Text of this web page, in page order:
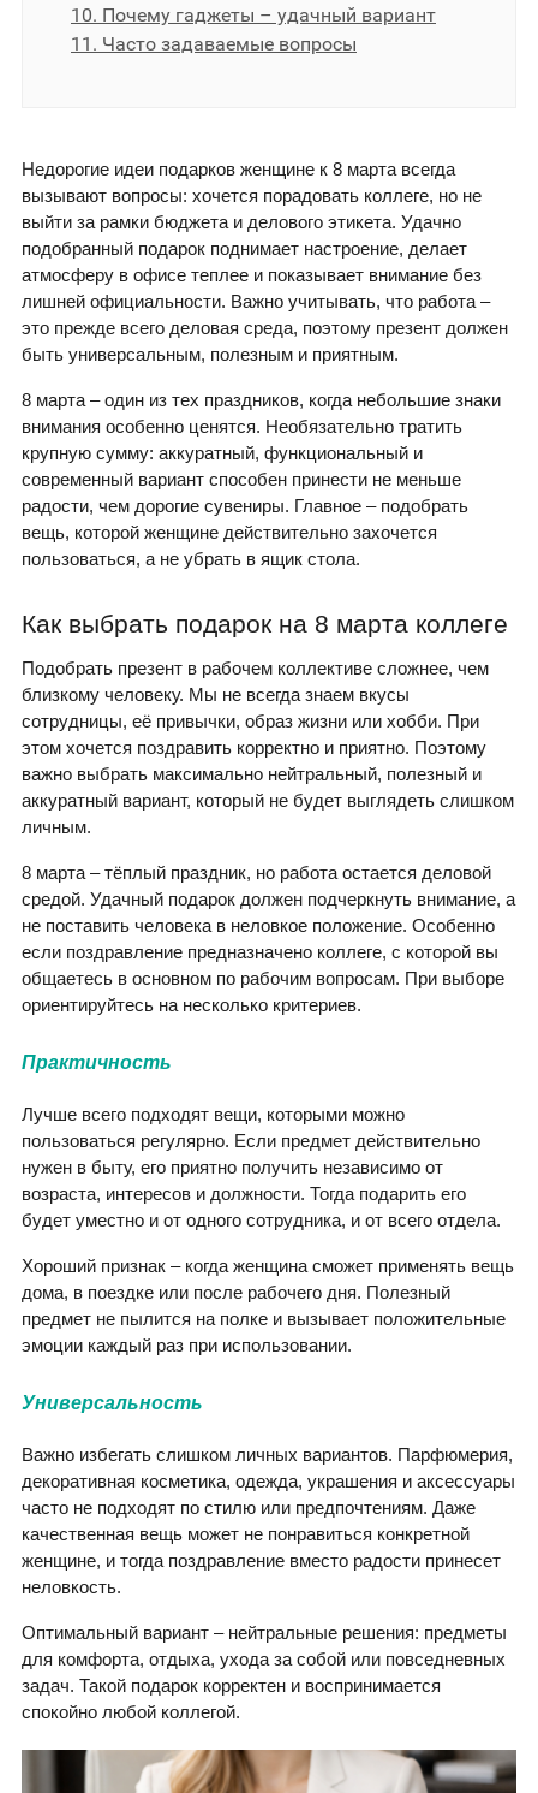
10. Почему гаджеты – удачный вариант
11. Часто задаваемые вопросы
Недорогие идеи подарков женщине к 8 марта всегда
вызывают вопросы: хочется порадовать коллеге, но не
выйти за рамки бюджета и делового этикета. Удачно
подобранный подарок поднимает настроение, делает
атмосферу в офисе теплее и показывает внимание без
лишней официальности. Важно учитывать, что работа –
это прежде всего деловая среда, поэтому презент должен
быть универсальным, полезным и приятным.
8 марта – один из тех праздников, когда небольшие знаки
внимания особенно ценятся. Необязательно тратить
крупную сумму: аккуратный, функциональный и
современный вариант способен принести не меньше
радости, чем дорогие сувениры. Главное – подобрать
вещь, которой женщине действительно захочется
пользоваться, а не убрать в ящик стола.
Как выбрать подарок на 8 марта коллеге
Подобрать презент в рабочем коллективе сложнее, чем
близкому человеку. Мы не всегда знаем вкусы
сотрудницы, её привычки, образ жизни или хобби. При
этом хочется поздравить корректно и приятно. Поэтому
важно выбрать максимально нейтральный, полезный и
аккуратный вариант, который не будет выглядеть слишком
личным.
8 марта – тёплый праздник, но работа остается деловой
средой. Удачный подарок должен подчеркнуть внимание, а
не поставить человека в неловкое положение. Особенно
если поздравление предназначено коллеге, с которой вы
общаетесь в основном по рабочим вопросам. При выборе
ориентируйтесь на несколько критериев.
Практичность
Лучше всего подходят вещи, которыми можно
пользоваться регулярно. Если предмет действительно
нужен в быту, его приятно получить независимо от
возраста, интересов и должности. Тогда подарить его
будет уместно и от одного сотрудника, и от всего отдела.
Хороший признак – когда женщина сможет применять вещь
дома, в поездке или после рабочего дня. Полезный
предмет не пылится на полке и вызывает положительные
эмоции каждый раз при использовании.
Универсальность
Важно избегать слишком личных вариантов. Парфюмерия,
декоративная косметика, одежда, украшения и аксессуары
часто не подходят по стилю или предпочтениям. Даже
качественная вещь может не понравиться конкретной
женщине, и тогда поздравление вместо радости принесет
неловкость.
Оптимальный вариант – нейтральные решения: предметы
для комфорта, отдыха, ухода за собой или повседневных
задач. Такой подарок корректен и воспринимается
спокойно любой коллегой.